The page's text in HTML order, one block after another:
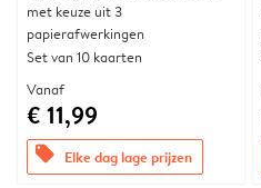
met keuze uit 3
papierafwerkingen
Set van 10 kaarten
Vanaf
€ 11,99
offers Elke dag lage prijzen